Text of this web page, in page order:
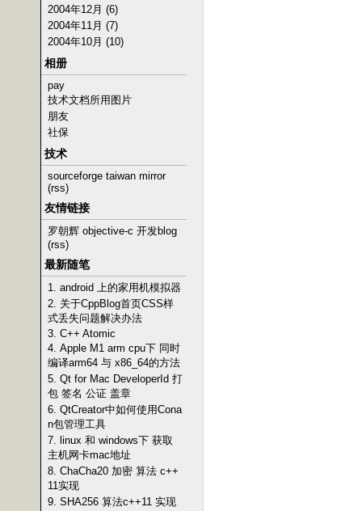
2004年12月 (6)
2004年11月 (7)
2004年10月 (10)
相册
pay
技术文档所用图片
朋友
社保
技术
sourceforge taiwan mirror
(rss)
友情链接
罗朝辉 objective-c 开发blog
(rss)
最新随笔
1. android 上的家用机模拟器
2. 关于CppBlog首页CSS样
式丢失问题解决办法
3. C++ Atomic
4. Apple M1 arm cpu下 同时
编译arm64 与 x86_64的方法
5. Qt for Mac DeveloperId 打
包 签名 公证 盖章
6. QtCreator中如何使用Cona
n包管理工具
7. linux 和 windows下 获取
主机网卡mac地址
8. ChaCha20 加密 算法 c++
11实现
9. SHA256 算法c++11 实现